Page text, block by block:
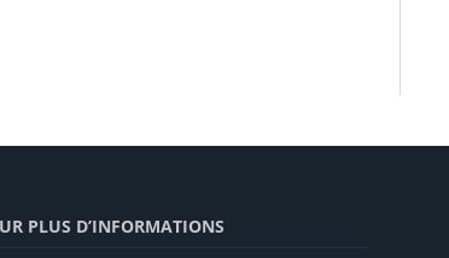
PLUS D’INFORMATIONS